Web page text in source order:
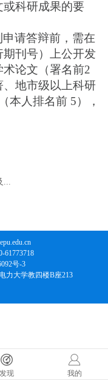
科研成果的要
请答辩前，需在
刊号）上公开发
论文（署名前2
地市级以上科研
本人排名前 5），
61773718
号-3
力大学教四楼B座213
发现 我的